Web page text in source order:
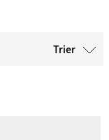
Trier